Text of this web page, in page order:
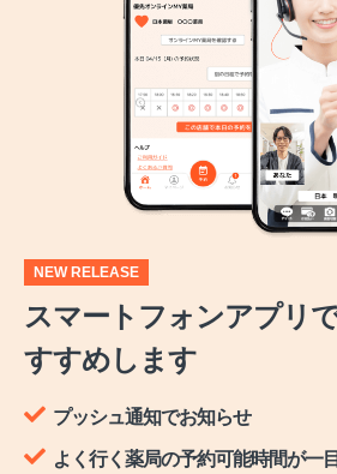
NEW RELEASE
スマートフォンアプリ
すすめします
プッシュ通知でお知らせ
よく行く薬局の予約可能時間が一